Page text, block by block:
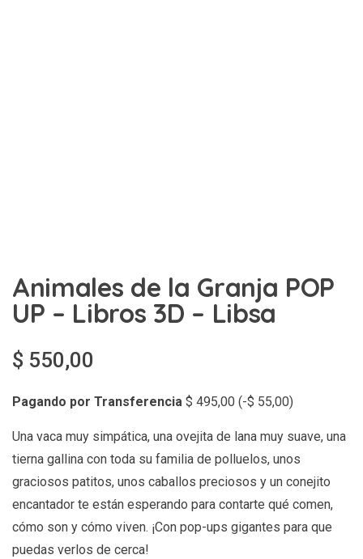
Animales de la Granja POP
UP – Libros 3D – Libsa
$ 550,00
Pagando por Transferencia $ 495,00 (-$ 55,00)
Una vaca muy simpática, una ovejita de lana muy suave, una
tierna gallina con toda su familia de polluelos, unos
graciosos patitos, unos caballos preciosos y un conejito
encantador te están esperando para contarte qué comen,
cómo son y cómo viven. ¡Con pop-ups gigantes para que
puedas verlos de cerca!